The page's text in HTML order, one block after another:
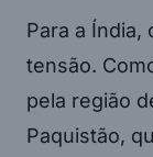
Para a Índia,
tensão.
pela região
Paquistão,